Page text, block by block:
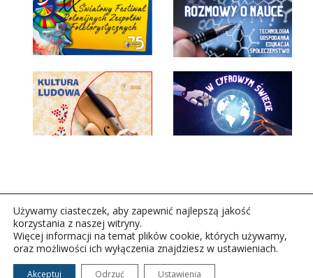
Copyright © 2026Polskie Radio Rzeszów S.A. w likwidacj.
Wszelkie prawa zastrzeżone.
Używamy ciasteczek, aby zapewnić najlepszą jakość
korzystania z naszej witryny.
Więcej informacji na temat plików cookie, których używamy,
oraz możliwości ich wyłączenia znajdziesz w ustawieniach.
Akceptuj Odrzuć Ustawienia